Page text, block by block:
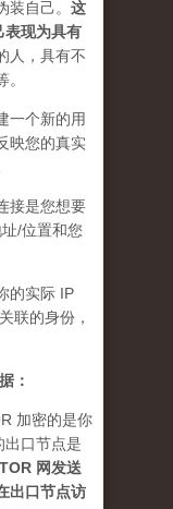
自己。 这
表现为具有
人，具有不
一个新的用
映您的真实
接是您想要
/位置和您
的实际 IP
联的身份，
：
加密的是你
出口节点是
网发送
出口节点访